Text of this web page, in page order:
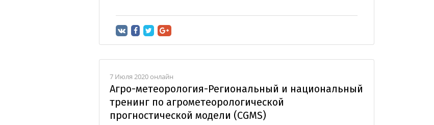
7 Июля 2020 онлайн
Агро-метеорология-Региональный и национальный
тренинг по агрометеорологической
прогностической модели (CGMS)